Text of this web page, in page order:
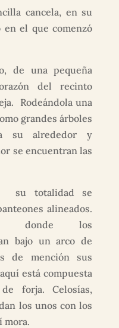
cancela, en su
el que comenzó
de una pequeña
del recinto
Rodeándola una
grandes árboles
su alrededor y
se encuentran las
su totalidad se
alineados.
donde los
bajo un arco de
de mención sus
está compuesta
forja. Celosías,
los unos con los
mora.